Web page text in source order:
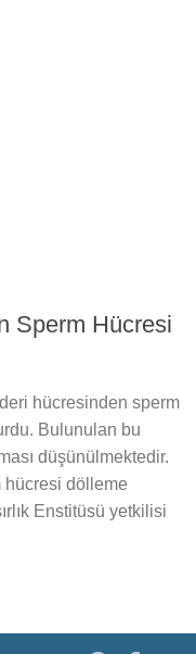
Sperm Hücresi
hücresinden sperm
Bulunulan bu
düşünülmektedir.
hücresi dölleme
Enstitüsü yetkilisi